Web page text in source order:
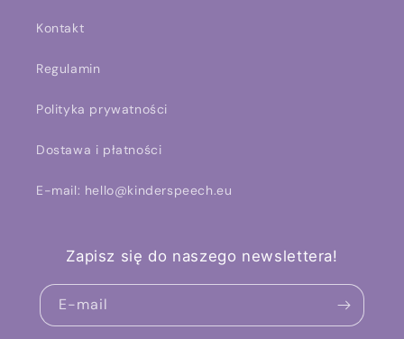
Kontakt
Regulamin
Polityka prywatności
Dostawa i płatności
E-mail: hello@kinderspeech.eu
Zapisz się do naszego newslettera!
E-mail